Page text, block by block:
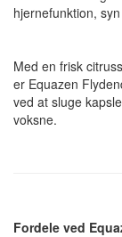
hjernefunktion,
Med en frisk
er Equazen
ved at sluge
voksne.
Fordele ved